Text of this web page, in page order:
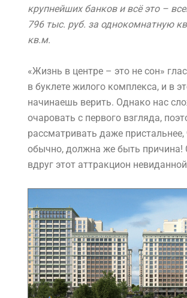
крупнейших банков и всё это –
796 тыс. руб. за однокомнатную
кв.м.
«Жизнь в центре – это не сон»
в буклете жилого комплекса, и в
начинаешь верить. Однако нас
очаровать с первого взгляда,
рассматривать даже пристальнее,
обычно, должна же быть причина!
вдруг этот аттракцион